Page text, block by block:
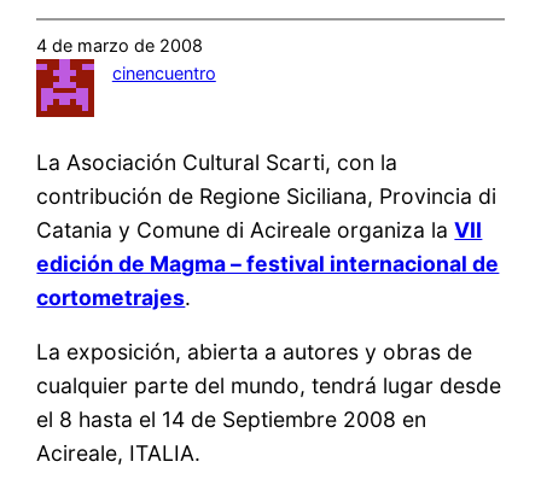
4 de marzo de 2008
cinencuentro
La Asociación Cultural Scarti, con la
contribución de Regione Siciliana, Provincia di
Catania y Comune di Acireale organiza laVII
edición de Magma – festival internacional de
cortometrajes.
La exposición, abierta a autores y obras de
cualquier parte del mundo, tendrá lugar desde
el 8 hasta el 14 de Septiembre 2008 en
Acireale, ITALIA.